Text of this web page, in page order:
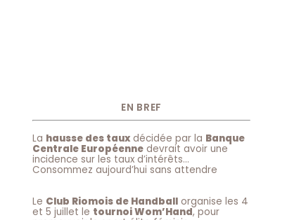
EN BREF
La hausse des taux décidée par la Banque
Centrale Européenne devrait avoir une
incidence sur les taux d’intérêts…
Consommez aujourd’hui sans attendre
Le Club Riomois de Handball organise les 4
et 5 juillet le tournoi Wom’Hand, pour